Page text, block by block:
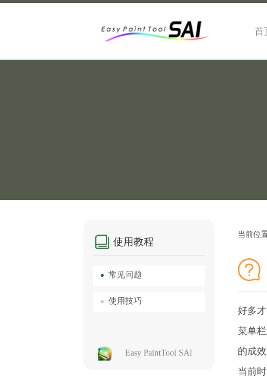
首
使用教程
常见问题
使用技巧
Easy PaintTool SAI
当前位
好多
菜单
的成
当前